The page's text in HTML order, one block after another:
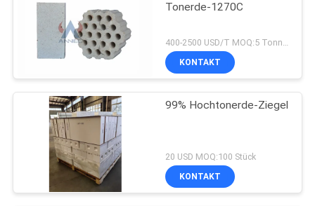
Tonerde-1270C
KONTAKT
99% Hochtonerde-Ziegel
20 USD MOQ:100 Stück
KONTAKT